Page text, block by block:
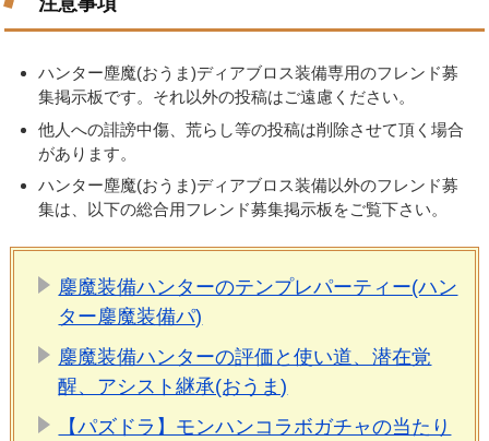
ハンター塵魔(おうま)ディアブロス装備専用のフレンド募
集掲示板です。それ以外の投稿はご遠慮ください。
他人への誹謗中傷、荒らし等の投稿は削除させて頂く場合
があります。
ハンター塵魔(おうま)ディアブロス装備以外のフレンド募
集は、以下の総合用フレンド募集掲示板をご覧下さい。
鏖魔装備ハンターのテンプレパーティー(ハン
ター鏖魔装備パ)
鏖魔装備ハンターの評価と使い道、潜在覚
醒、アシスト継承(おうま)
【パズドラ】モンハンコラボガチャの当たり